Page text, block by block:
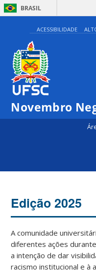
BRASIL
ACESSIBILIDADE
Novembro
Edição 2025
A comunidade
diferentes ações
a intenção de dar
racismo institucional e à